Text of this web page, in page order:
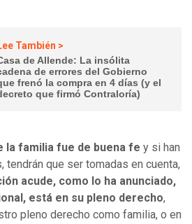
También >
de Allende: La insólita
de errores del Gobierno
frenó la compra en 4 días (y el
que firmó Contraloría)
la familia fue de buena fe y si han
tendrán que ser tomadas en cuenta,
acude, como lo ha anunciado,
está en su pleno derecho,
pleno derecho como familia, o en